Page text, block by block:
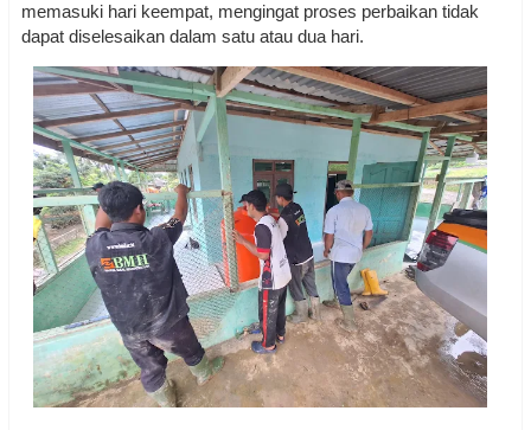
memasuki hari keempat, mengingat proses perbaikan tidak
dapat diselesaikan dalam satu atau dua hari.